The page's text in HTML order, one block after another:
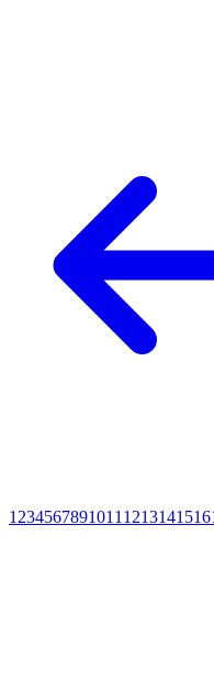
1 234567891011 1213141516